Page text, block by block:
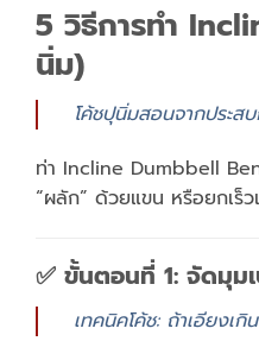
5 วิธีการทำ
นิ่ม)
โค้ชปุนิ่มสอนจากประส
ท่า Incline Dumbbell
“ผลัก” ด้วยแขน หรือยกเร็
✅ ขั้นตอนที่ 1: จัดมุม
เทคนิคโค้ช: ถ้าเอียงเ